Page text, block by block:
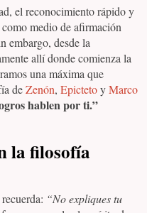
el reconocimiento rápido y
medio de afirmación
embargo, desde la
allí donde comienza la
una máxima que
deZenón, EpictetoyMarco
hablen por ti.”
la filosofía
“No expliques tu